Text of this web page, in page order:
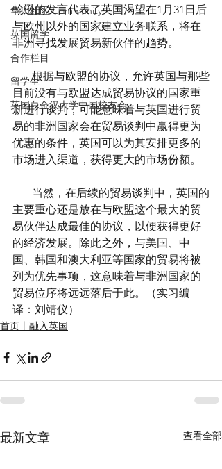
华人社区 Community
英国留学
合作栏目
留学生
英国白金汉大学中国校友会
翰逊的发言代表了英国渴望在1月31日后
与欧州以外的国家建立业务联系，将在
非洲寻找发展贸易新伙伴的趋势。
       根据与欧盟的协议，允许英国与那些
目前没有与欧盟达成贸易协议的国家重
新进行谈判，可能意味着与英国进行贸
易的非洲国家会在贸易谈判中赢得更为
优惠的条件，英国可以为其安排更多的
市场进入渠道，获得更大的市场份额。
主要重心还是放在与欧盟这个最大的贸
易伙伴达成最佳的协议，以便获得更好
的经济发展。除此之外，与美国、中
国、韩国和澳大利亚等国家的贸易将被
列为优先事项，这意味着与非洲国家的
贸易位序将远远落后于此。（实习编
译：刘靖仪）
首页丨融入英国
最新文章 查看全部